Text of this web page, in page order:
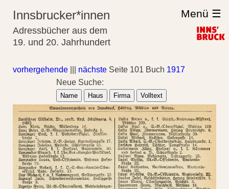
Innsbrucker*innen
Adressbücher aus dem
19. und 20. Jahrhundert
Menü ☰
vorhergehende nächste Seite 101 Buch 1917
Neue Suche:
Name Haus Firma Volltext